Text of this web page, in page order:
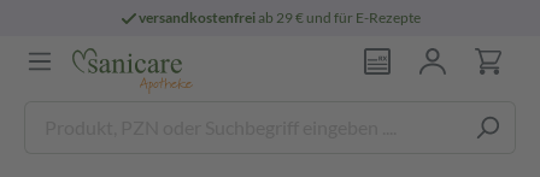
versandkostenfreiab 29 € und für E-Rezepte